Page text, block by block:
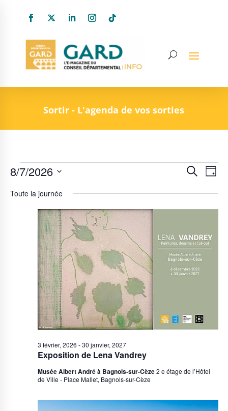
Sortir - L'agenda de vos sorties
Évènements
for
août,
2026
vues
Recherche
Jour
8/7/2026
une
Toute la journée
Exposition de Lena Vandrey
3 février, 2026 -30 janvier, 2027
Musée Albert André à Bagnols-sur-Cèze2 e étage de l’Hôtel
de Ville - Place Mallet, Bagnols-sur-Cèze